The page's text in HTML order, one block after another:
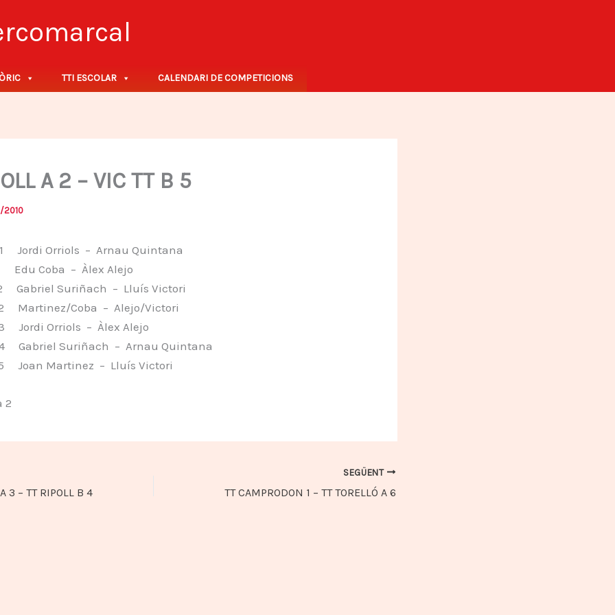
TTI ESCOLAR CALENDARI DE COMPETICIONS
A 2 – VIC TT B 5
Orriols – Arnau Quintana
Coba – Àlex Alejo
Suriñach – Lluís Victori
Coba – Alejo/Victori
Orriols – Àlex Alejo
Suriñach – Arnau Quintana
Martinez – Lluís Victori
2
3 – TT RIPOLL B 4
SEGÜENT
TT CAMPRODON 1 – TT TORELLÓ A 6